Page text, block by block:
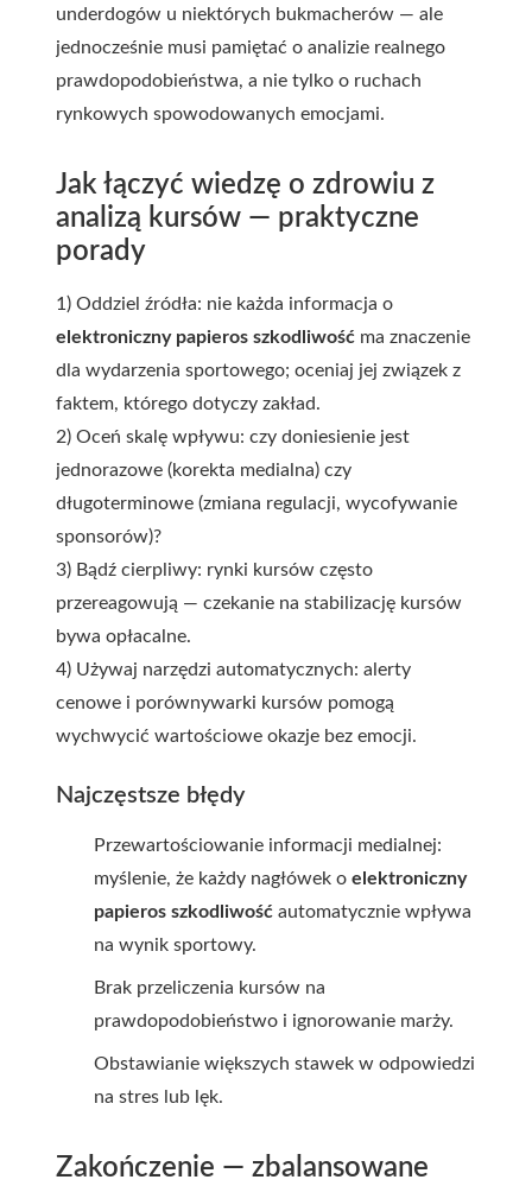
underdogów u niektórych bukmacherów — ale
jednocześnie musi pamiętać o analizie realnego
prawdopodobieństwa, a nie tylko o ruchach
rynkowych spowodowanych emocjami.
Jak łączyć wiedzę o zdrowiu z
analizą kursów — praktyczne
porady
1) Oddziel źródła: nie każda informacja o
elektroniczny papieros szkodliwość ma znaczenie
dla wydarzenia sportowego; oceniaj jej związek z
faktem, którego dotyczy zakład.
2) Oceń skalę wpływu: czy doniesienie jest
jednorazowe (korekta medialna) czy
długoterminowe (zmiana regulacji, wycofywanie
sponsorów)?
3) Bądź cierpliwy: rynki kursów często
przereagowują — czekanie na stabilizację kursów
bywa opłacalne.
4) Używaj narzędzi automatycznych: alerty
cenowe i porównywarki kursów pomogą
wychwycić wartościowe okazje bez emocji.
Najczęstsze błędy
Przewartościowanie informacji medialnej:
myślenie, że każdy nagłówek o elektroniczny
papieros szkodliwość automatycznie wpływa
na wynik sportowy.
Brak przeliczenia kursów na
prawdopodobieństwo i ignorowanie marży.
Obstawianie większych stawek w odpowiedzi
na stres lub lęk.
Zakończenie — zbalansowane